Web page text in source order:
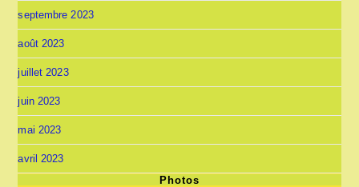
septembre 2023
août 2023
juillet 2023
juin 2023
mai 2023
avril 2023
Photos